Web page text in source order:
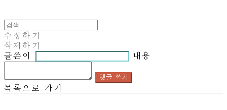
수정하기
삭제하기
글쓴이
내용
댓글 쓰기
목록으로 가기